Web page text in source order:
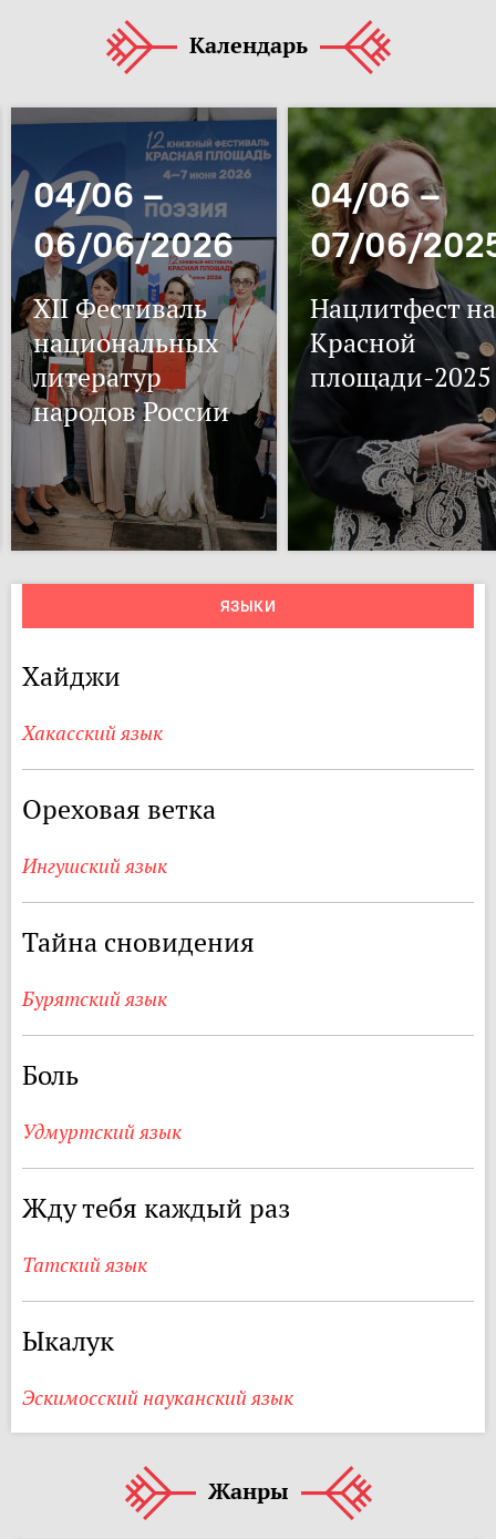
Календарь
04/06 –
06/06/2026
XII Фестиваль
национальных
литератур
народов России
04/06 –
07/06/
Нацлитфест на
Красной
площади-2025
ЯЗЫКИ
Хайджи
Хакасский язык
Ореховая ветка
Ингушский язык
Тайна сновидения
Бурятский язык
Боль
Удмуртский язык
Жду тебя каждый раз
Татский язык
Ыкалук
Эскимосский науканский язык
Жанры